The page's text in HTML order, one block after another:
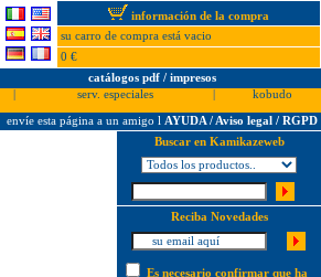
información de la compra
su carro de compra está vacio
0 €
catálogos pdf / impresos
serv. especiales
kobudo
envíe esta página a un amigo l AYUDA / Aviso legal / RGPD
Buscar en Kamikazeweb
Reciba Novedades
Es necesario confirmar que ha